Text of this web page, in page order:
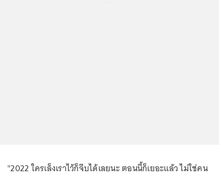
"2022 ใครเล็งเราไว้ก็จีบได้เลยนะ ตอนนี้ก็เยอะแล้ว ไม่ใช่คน